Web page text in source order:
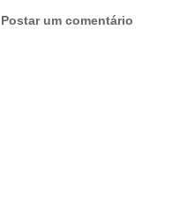
Postar um comentário